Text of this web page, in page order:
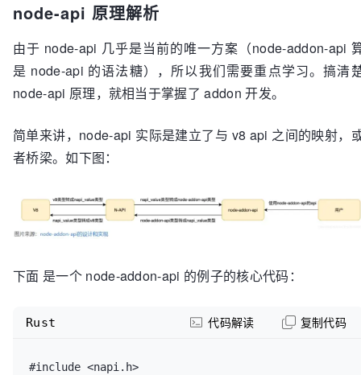
node-api 原理解析
由于 node-api 几乎是当前的唯一方案（node-addon-api
是 node-api 的语法糖），所以我们需要重点学习。搞清
node-api 原理，就相当于掌握了 addon 开发。
简单来讲，node-api 实际是建立了与 v8 api 之间的映射，
者桥梁。如下图：
下面 是一个 node-addon-api 的例子的核心代码：
#include <napi.h>
Rust 代码解读 复制代码